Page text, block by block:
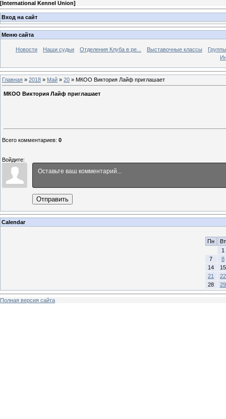
[International Kennel Union]
Вход на сайт
Меню сайта
Новости Наши судьи Отделения Клуба в ре... Выставочные классы
Главная » 2018 » Май » 20 » МКОО Виктория Лайф приглашает
МКОО Виктория Лайф приглашает
Всего комментариев: 0
Войдите:
Отправить
Calendar
Пн
Вт
1
7
8
14
15
21
22
28
29
Полная версия сайта